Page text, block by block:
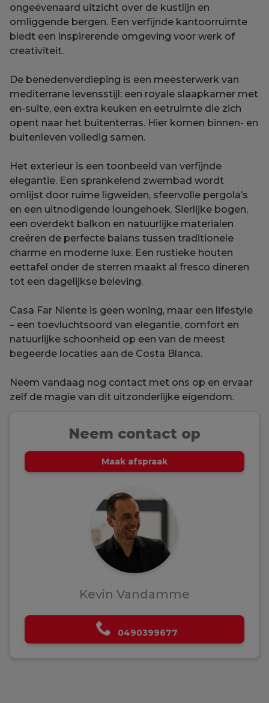
ongeëvenaard uitzicht over de kustlijn en
omliggende bergen. Een verfijnde kantoorruimte
biedt een inspirerende omgeving voor werk of
creativiteit.
De benedenverdieping is een meesterwerk van
mediterrane levensstijl: een royale slaapkamer met
en-suite, een extra keuken en eetruimte die zich
opent naar het buitenterras. Hier komen binnen- en
buitenleven volledig samen.
Het exterieur is een toonbeeld van verfijnde
elegantie. Een sprankelend zwembad wordt
omlijst door ruime ligweiden, sfeervolle pergola’s
en een uitnodigende loungehoek. Sierlijke bogen,
een overdekt balkon en natuurlijke materialen
creëren de perfecte balans tussen traditionele
charme en moderne luxe. Een rustieke houten
eettafel onder de sterren maakt al fresco dineren
tot een dagelijkse beleving.
Casa Far Niente is geen woning, maar een lifestyle
– een toevluchtsoord van elegantie, comfort en
natuurlijke schoonheid op een van de meest
begeerde locaties aan de Costa Blanca.
Neem vandaag nog contact met ons op en ervaar
zelf de magie van dit uitzonderlijke eigendom.
Neem contact op
Maak afspraak
Kevin Vandamme
0490399677